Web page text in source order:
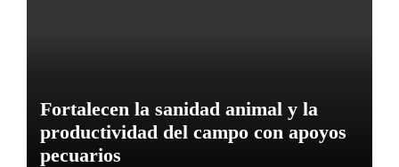
Fortalecen la sanidad animal y la
productividad del campo con apoyos
pecuarios